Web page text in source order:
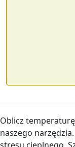
Oblicz
naszego